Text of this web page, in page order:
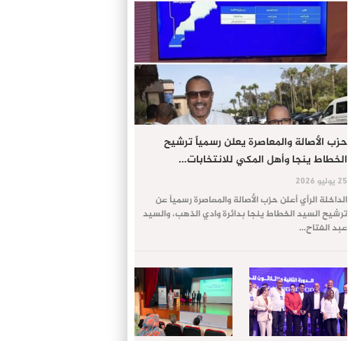
حزب الأصالة والمعاصرة يعلن رسمياً ترشيح
الخطاط ينجا وأهل المكي للانتخابات…
25 يوليو 2026
الداخلة الرأي أعلن حزب الأصالة والمعاصرة رسمياً عن
ترشيح السيد الخطاط ينجا بدائرة وادي الذهب، والسيد
عبد الفتاح…